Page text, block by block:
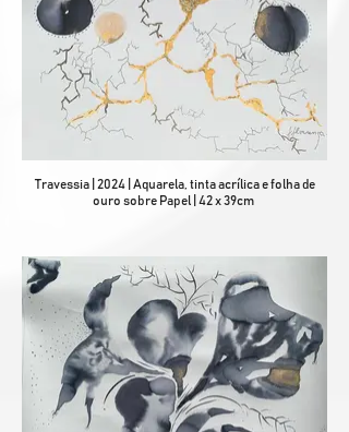
Travessia | 2024 | Aquarela, tinta acrílica e folha de
ouro sobre Papel | 42 x 39cm